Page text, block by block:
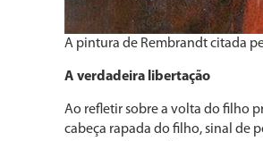
A pintura de Rembrandt citada
A verdadeira libertação
Ao refletir sobre a volta do filho
cabeça rapada do filho, sinal de